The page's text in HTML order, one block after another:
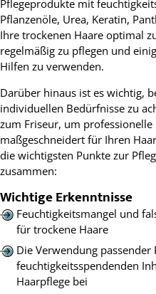
Pflegeprodukte mit
Pflanzenöle, Urea, Keratin,
Ihre trockenen Haare optimal
regelmäßig zu pflegen und
Hilfen zu verwenden.
Darüber hinaus ist es wichtig,
individuellen Bedürfnisse zu
zum Friseur, um
maßgeschneidert für Ihren
die wichtigsten Punkte zur
zusammen:
Wichtige Erkenntnisse
Feuchtigkeitsmangel und
für trockene Haare
Die Verwendung
feuchtigkeitsspendenden
Haarpflege bei